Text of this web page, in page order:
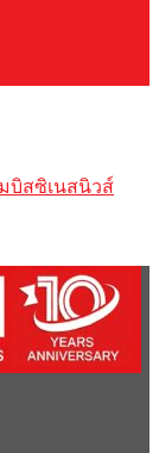
บิสซิเนสนิวส์